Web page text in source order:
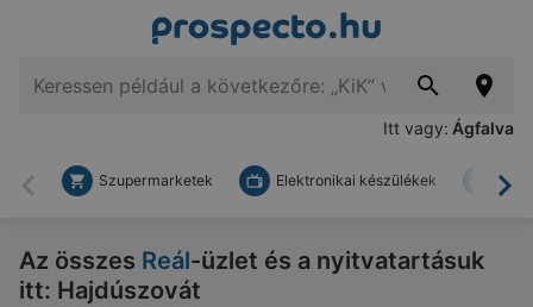
Itt vagy: Ágfalva
Vissza
Szupermarketek Elektronikai készülékek
Az összes Reál-üzlet és a nyitvatartásuk
itt: Hajdúszovát